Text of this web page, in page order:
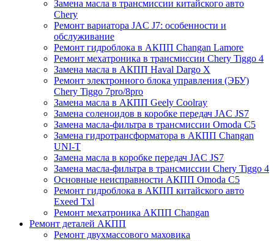
Замена масла в трансмиссии китайского авто
Chery
Ремонт вариатора JAC J7: особенности и
обслуживание
Ремонт гидроблока в АКПП Changan Lamore
Ремонт мехатроника в трансмиссии Chery Tiggo 4
Замена масла в АКПП Haval Dargo X
Ремонт электронного блока управления (ЭБУ)
Chery Tiggo 7pro/8pro
Замена масла в АКПП Geely Coolray
Замена соленоидов в коробке передач JAC JS7
Замена масла-фильтра в трансмиссии Omoda C5
Замена гидротрансформатора в АКПП Changan
UNI-T
Замена масла в коробке передач JAC JS7
Замена масла-фильтра в трансмиссии Chery Tiggo 4
Основные неисправности АКПП Omoda C5
Ремонт гидроблока в АКПП китайского авто
Exeed Txl
Ремонт мехатроника АКПП Changan
Ремонт деталей АКПП
Ремонт двухмассового маховика